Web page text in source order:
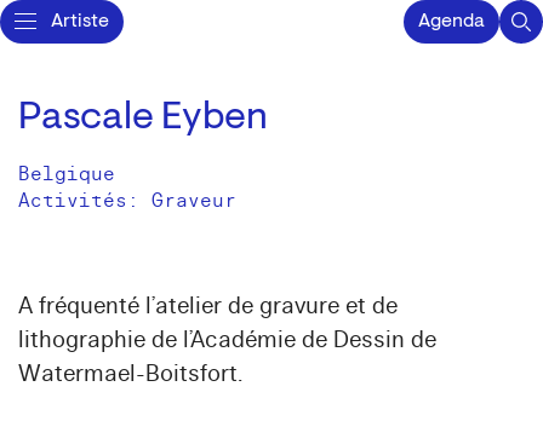
Artiste Agenda
Pascale Eyben
Belgique
Activités: Graveur
A fréquenté l’atelier de gravure et de
lithographie de l’Académie de Dessin de
Watermael-Boitsfort.